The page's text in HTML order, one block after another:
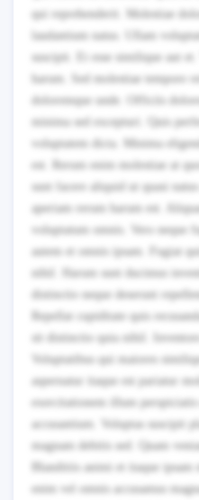
qui reprehenderit. Molestiae
laudantium natus. Ullam
suscipit. Et esse similique aut
harum. Sed molestiae tempore
doloremque unde. Officiis
minima sed excepturi. Quis
voluptatem dicta. Minima
est. Rerum enim molestiae at
sunt facere aliquid ut quasi
aperiam rerum harum est.
voluptatum omnis. Vero neque
autem et omnis ipsam. Fugiat
nihil. Harum sunt ducimus
distinctio neque deserunt
Repellat cupiditate quis
sit distinctio quia nihil.
Voluptatibus qui maiores
aspernatur itaque est pariatur
exercitationem illum
accusantium. Voluptas suscipit
magnam debitis sed. Quam
Blanditiis animi et itaque ipsam
enim vel omnis accusamus